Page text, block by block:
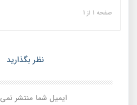
صفحه 1 از 1
نظر بگذارید
ایمیل شما منتشر نمی شود.